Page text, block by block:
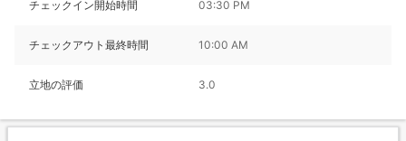
チェックイン開始時間 03:30 PM
チェックアウト最終時間 10:00 AM
立地の評価 3.0